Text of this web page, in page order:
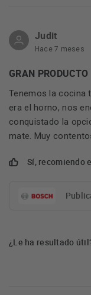
Judit
Hace 7 meses
GRAN PRODUCTO
Tenemos la cocina
era el horno, nos
conquistado la
mate. Muy
Sí, recomiendo
¿Le ha resultado